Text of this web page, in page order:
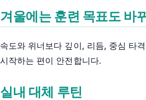
겨울에는 훈련 목표도 바
속도와 위너보다 깊이, 리듬, 중심 타
시작하는 편이 안전합니다.
실내 대체 루틴